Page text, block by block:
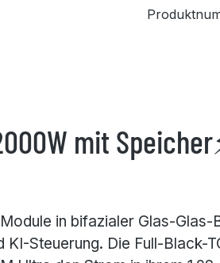
mit
in bifazialer Glas-
Steuerung. Die Full-Black-